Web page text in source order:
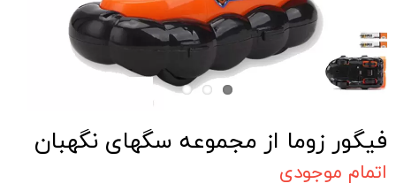
فیگور زوما از مجموعه سگهای نگهبان
اتمام موجودی